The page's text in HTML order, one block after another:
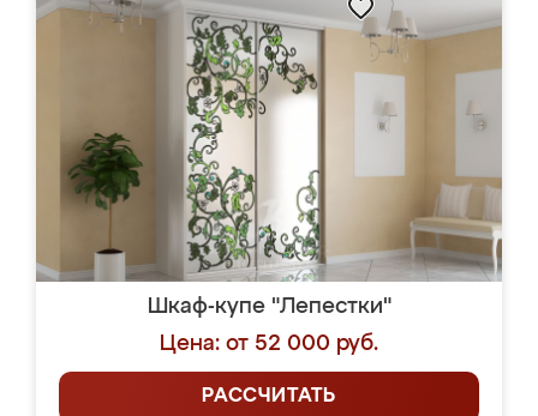
Шкаф-купе "Лепестки"
Цена: от 52 000 руб.
РАССЧИТАТЬ